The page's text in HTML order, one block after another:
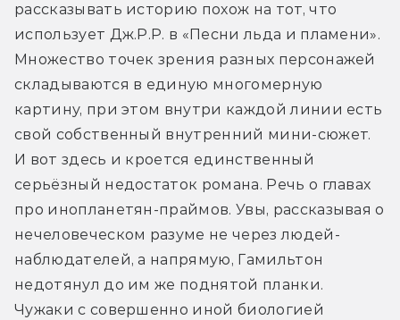
рассказывать историю похож на тот, что
использует Дж.Р.Р. в «Песни льда и пламени».
Множество точек зрения разных персонажей
складываются в единую многомерную
картину, при этом внутри каждой линии есть
свой собственный внутренний мини-сюжет.
И вот здесь и кроется единственный
серьёзный недостаток романа. Речь о главах
про инопланетян-праймов. Увы, рассказывая о
нечеловеческом разуме не через людей-
наблюдателей, а напрямую, Гамильтон
недотянул до им же поднятой планки.
Чужаки с совершенно иной биологией